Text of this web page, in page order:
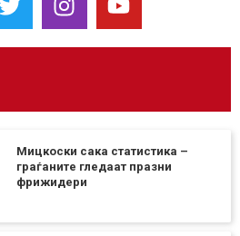
Мицкоски сака статистика –
граѓаните гледаат празни
фрижидери